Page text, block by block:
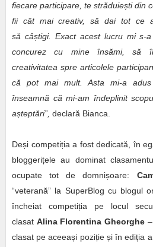
fiecare participare, te străduiești din
fii cât mai creativ, să dai tot ce
să câștigi. Exact acest lucru mi s-
concurez cu mine însămi, să
creativitatea spre articolele
că pot mai mult. Asta mi-a
înseamnă că mi-am îndeplinit
așteptări”, declară Bianca.
Deși competiția a fost dedicată, în
bloggerițele au dominat
ocupate tot de domnișoare:
“veterană” la SuperBlog cu blogul
încheiat competiția pe locul
clasat Alina Florentina Gheorghe
clasat pe aceeași poziție și în ediția